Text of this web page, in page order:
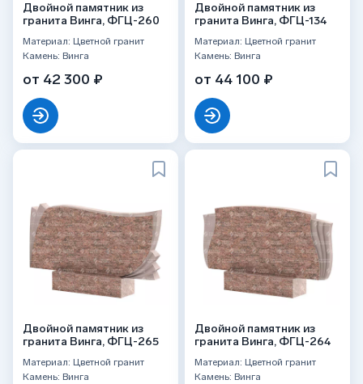
Двойной памятник из
гранита Винга, ФГЦ-260
Материал: Цветной гранит
Камень: Винга
от 42 300 ₽
Двойной памятник из
гранита Винга, ФГЦ-134
Материал: Цветной гранит
Камень: Винга
от 44 100 ₽
Двойной памятник из
гранита Винга, ФГЦ-265
Материал: Цветной гранит
Камень: Винга
Двойной памятник из
гранита Винга, ФГЦ-264
Материал: Цветной гранит
Камень: Винга